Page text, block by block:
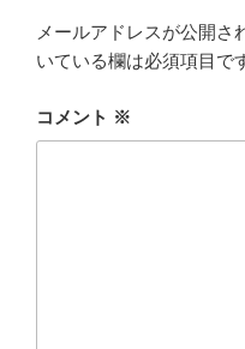
メールアドレスが公開さ
いている欄は必須項目で
コメント ※